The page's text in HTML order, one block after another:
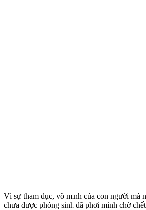
Vì sự tham dục, vô minh của con người mà
chưa được phóng sinh đã phơi mình chờ